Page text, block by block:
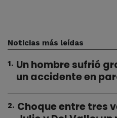
Noticias más leídas
1. Un hombre sufrió
un accidente en
2. Choque entre tres